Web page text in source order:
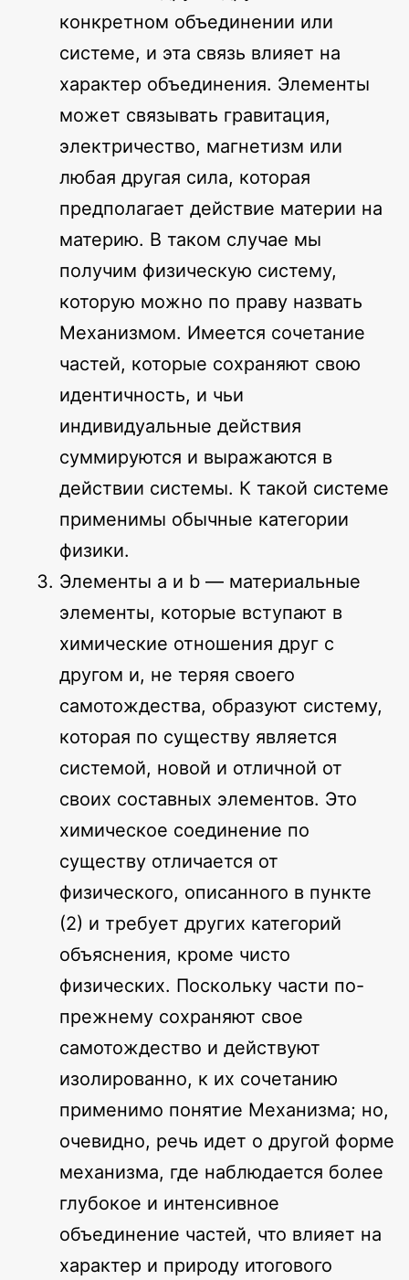
конкретном объединении или
системе, и эта связь влияет на
характер объединения. Элементы
может связывать гравитация,
электричество, магнетизм или
любая другая сила, которая
предполагает действие материи на
материю. В таком случае мы
получим физическую систему,
которую можно по праву назвать
Механизмом. Имеется сочетание
частей, которые сохраняют свою
идентичность, и чьи
индивидуальные действия
суммируются и выражаются в
действии системы. К такой системе
применимы обычные категории
физики.
Элементы a и b — материальные
элементы, которые вступают в
химические отношения друг с
другом и, не теряя своего
самотождества, образуют систему,
которая по существу является
системой, новой и отличной от
своих составных элементов. Это
химическое соединение по
существу отличается от
физического, описанного в пункте
(2) и требует других категорий
объяснения, кроме чисто
физических. Поскольку части по-
прежнему сохраняют свое
самотождество и действуют
изолированно, к их сочетанию
применимо понятие Механизма; но,
очевидно, речь идет о другой форме
механизма, где наблюдается более
глубокое и интенсивное
объединение частей, что влияет на
характер и природу итогового